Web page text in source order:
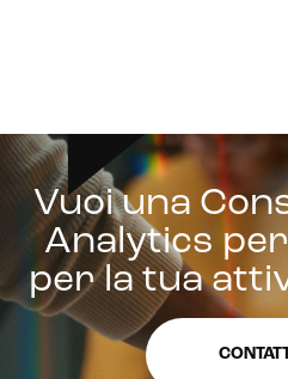
Vuoi una
Analytics
per la tua